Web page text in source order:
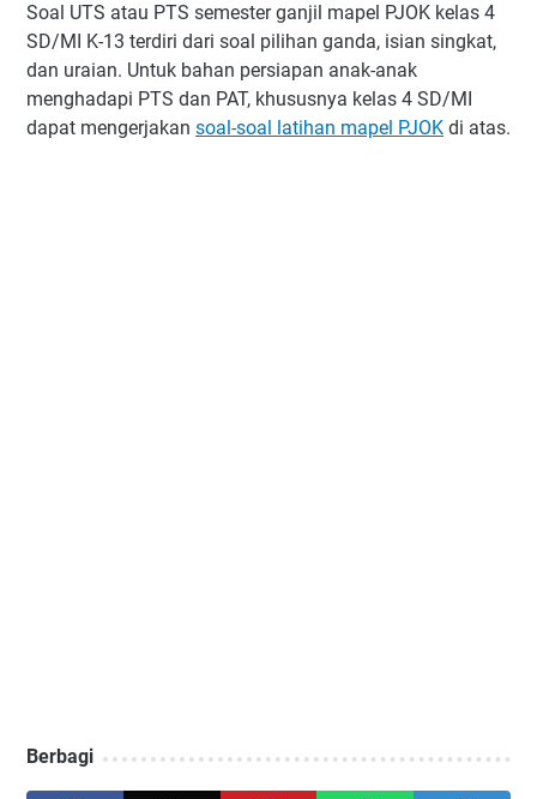
Soal UTS atau PTS semester ganjil mapel PJOK kelas 4
SD/MI K-13 terdiri dari soal pilihan ganda, isian singkat,
dan uraian. Untuk bahan persiapan anak-anak
menghadapi PTS dan PAT, khususnya kelas 4 SD/MI
dapat mengerjakan soal-soal latihan mapel PJOK di atas.
Berbagi